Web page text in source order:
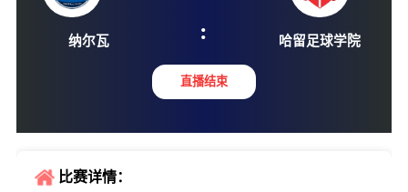
:
比赛详情：